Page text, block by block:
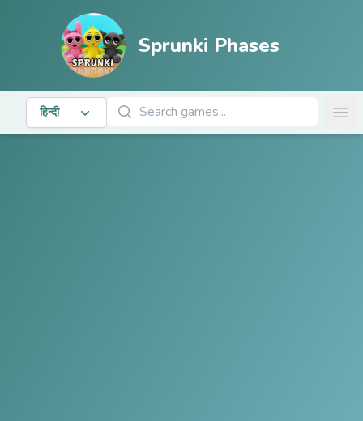
Sprunki Phases
हिन्दी
खेल खोजें